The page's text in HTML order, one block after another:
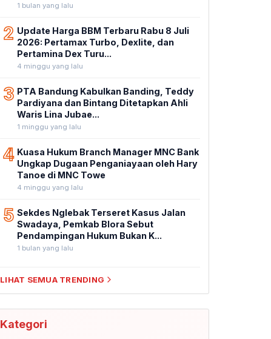
1 bulan yang lalu
2 Update Harga BBM Terbaru Rabu 8 Juli
2026: Pertamax Turbo, Dexlite, dan
Pertamina Dex Turu...
4 minggu yang lalu
3 PTA Bandung Kabulkan Banding, Teddy
Pardiyana dan Bintang Ditetapkan Ahli
Waris Lina Jubae...
1 minggu yang lalu
4 Kuasa Hukum Branch Manager MNC Bank
Ungkap Dugaan Penganiayaan oleh Hary
Tanoe di MNC Towe
4 minggu yang lalu
5 Sekdes Nglebak Terseret Kasus Jalan
Swadaya, Pemkab Blora Sebut
Pendampingan Hukum Bukan K...
1 bulan yang lalu
LIHAT SEMUA TRENDING
Kategori